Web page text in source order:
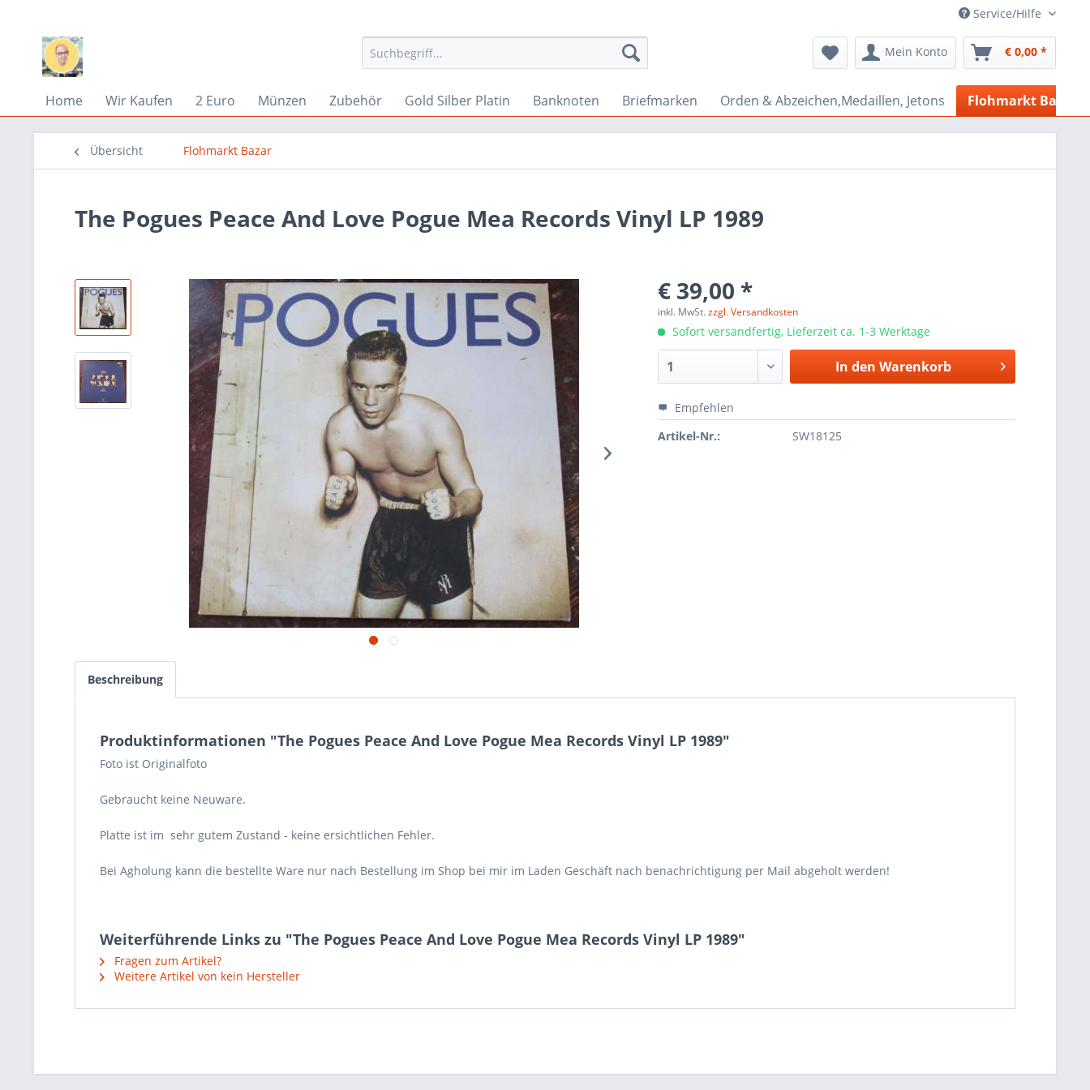
Service/Hilfe
Mein Konto € 0,00 *
Home Wir Kaufen 2 Euro Münzen Zubehör Gold Silber Platin Banknoten Briefmarken Orden & Abzeichen,Medaillen, Jetons Flohmarkt Bazar
Übersicht Flohmarkt Bazar
The Pogues Peace And Love Pogue Mea Records Vinyl LP 1989
€ 39,00 *
inkl. MwSt.zzgl. Versandkosten
Sofort versandfertig, Lieferzeit ca. 1-3 Werktage
In den Warenkorb
Empfehlen
Artikel-Nr.:
SW18125
Beschreibung
Produktinformationen "The Pogues Peace And Love Pogue Mea Records Vinyl LP 1989"
Foto ist Originalfoto
Gebraucht keine Neuware.
Platte ist im sehr gutem Zustand - keine ersichtlichen Fehler.
Bei Agholung kann die bestellte Ware nur nach Bestellung im Shop bei mir im Laden Geschäft nach benachrichtigung per Mail abgeholt werden!
Weiterführende Links zu "The Pogues Peace And Love Pogue Mea Records Vinyl LP 1989"
Fragen zum Artikel?
Weitere Artikel von kein Hersteller